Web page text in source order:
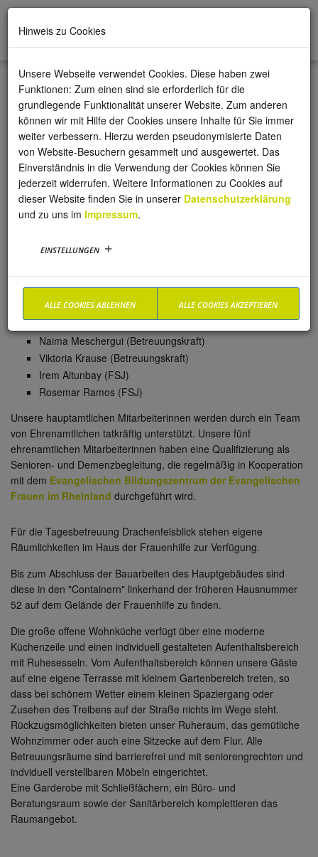
Team und Räumlichkeiten
In der Tagesbetreuung Drachenfelsblick kümmern sich um das
Wohl der Gäste:
Monika Muhic-Brose
(exam. Krankenschwester, M.A.
Pflegewissenschaft/Pflegemanagement, Leitung der
Tagespflege)
Andreas Mathé (exam. Krankenpfleger)
Susanne Greggersen (exam. Krankenschwester)
Marga Bergrath (exam. Altenpflegerin)
Ellen Knechtl (Pflegehelferin)
Ricus Seebohm (Pflegehelfer)
Naima Meschergui (Betreuungskraft)
Viktoria Krause (Betreuungskraft)
Irem Altunbay (FSJ)
Rosemar Ramos (FSJ)
Unsere hauptamtlichen Mitarbeiterinnen werden durch ein Team
von Ehrenamtlichen tatkräftig unterstützt. Unsere fünf
ehrenamtlichen Mitarbeiterinnen haben eine Qualifizierung als
Senioren- und Demenzbegleitung, die regelmäßig in Kooperation
mit dem Evangelischen Bildungszentrum der Evangelischen
Frauen im Rheinland durchgeführt wird.
Für die Tagesbetreuung Drachenfelsblick stehen eigene
Räumlichkeiten im Haus der Frauenhilfe zur Verfügung.
Bis zum Abschluss der Bauarbeiten des Hauptgebäudes sind
diese in den "Containern" linkerhand der früheren Hausnummer
52 auf dem Gelände der Frauenhilfe zu finden.
Die große offene Wohnküche verfügt über eine moderne
Küchenzeile und einen individuell gestalteten Aufenthaltsbereich
mit Ruhesesseln. Vom Aufenthaltsbereich können unsere Gäste
auf eine eigene Terrasse mit kleinem Gartenbereich treten, so
dass bei schönem Wetter einem kleinen Spaziergang oder
Zusehen des Treibens auf der Straße nichts im Wege steht.
Rückzugsmöglichkeiten bieten unser Ruheraum, das gemütliche
Wohnzimmer oder auch eine Sitzecke auf dem Flur. Alle
Betreuungsräume sind barrierefrei und mit seniorengrechten und
indviduell verstellbaren Möbeln eingerichtet.
Eine Garderobe mit Schließfächern, ein Büro- und
Beratungsraum sowie der Sanitärbereich komplettieren das
Raumangebot.
Hinweis zu Cookies
Unsere Webseite verwendet Cookies. Diese haben zwei
Funktionen: Zum einen sind sie erforderlich für die
grundlegende Funktionalität unserer Website. Zum anderen
können wir mit Hilfe der Cookies unsere Inhalte für Sie immer
weiter verbessern. Hierzu werden pseudonymisierte Daten
von Website-Besuchern gesammelt und ausgewertet. Das
Einverständnis in die Verwendung der Cookies können Sie
jederzeit widerrufen. Weitere Informationen zu Cookies auf
dieser Website finden Sie in unserer Datenschutzerklärung
und zu uns im Impressum.
EINSTELLUNGEN
ALLE COOKIES ABLEHNEN ALLE COOKIES AKZEPTIEREN